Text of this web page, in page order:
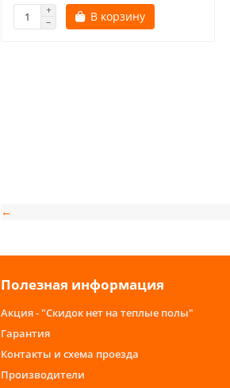
В корзину
←
Полезная информация
Акция - "Скидок нет на теплые полы"
Гарантия
Контакты и схема проезда
Производители